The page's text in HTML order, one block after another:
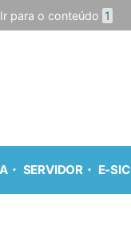
Ir para o conteúdo 1
SERVIDOR E-SIC